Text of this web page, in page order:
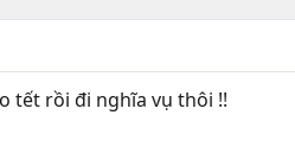
tết rồi đi nghĩa vụ thôi !!